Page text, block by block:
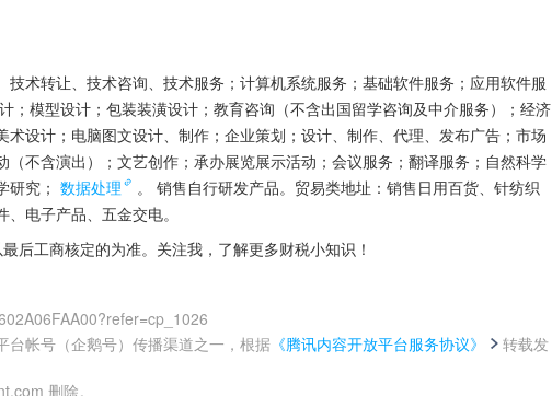
术转让、技术咨询、技术服务；计算机系统服务；基础软件服务；应用软件服
计；模型设计；包装装潢设计；教育咨询（不含出国留学咨询及中介服务）；经济
设计；电脑图文设计、制作；企业策划；设计、制作、代理、发布广告；市场
不含演出）；文艺创作；承办展览展示活动；会议服务；翻译服务；自然科学
究； 数据处理
。 销售自行研发产品。贸易类地址：销售日用百货、针纺织
电子产品、五金交电。
后工商核定的为准。关注我，了解更多财税小知识！
台帐号（企鹅号）传播渠道之一，根据 《腾讯内容开放平台服务协议》
转载发
删除。